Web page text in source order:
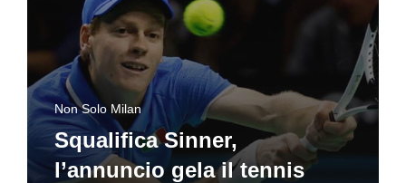
Non Solo Milan
Squalifica Sinner,
l’annuncio gela il tennis